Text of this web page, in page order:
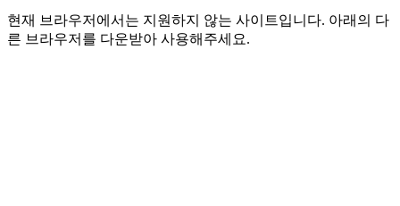
현재 브라우저에서는 지원하지 않는 사이트입니다. 아래의 다
른 브라우저를 다운받아 사용해주세요.